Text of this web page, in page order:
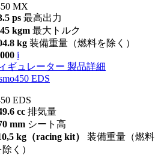
MX
ps 最高出力
kgm 最大トルク
kg 装備重量（燃料を除く）
i
ギュレーター 製品詳細
EDS
EDS
cc 排気量
mm シート高
kg（racing kit） 装備重量（燃料
除く）